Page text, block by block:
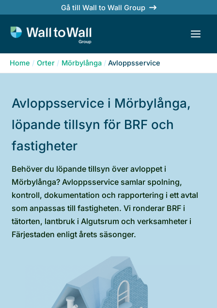
content
Gå till Wall to Wall Group
Home Orter Mörbylånga Avloppsservice
Avloppsservice i Mörbylånga,
löpande tillsyn för BRF och
fastigheter
Behöver du löpande tillsyn över avloppet i
Mörbylånga? Avloppsservice samlar spolning,
kontroll, dokumentation och rapportering i ett avtal
som anpassas till fastigheten. Vi ronderar BRF i
tätorten, lantbruk i Algutsrum och verksamheter i
Färjestaden enligt årets säsonger.